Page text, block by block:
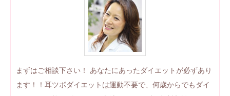
まずはご相談下さい！ あなたにあったダイエットが必ずあり
ます！！耳ツボダイエットは運動不要で、何歳からでもダイ